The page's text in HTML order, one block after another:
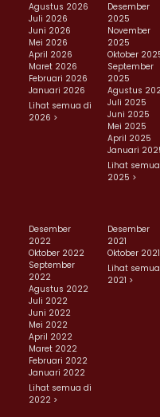
Agustus 2026
Juli 2026
Juni 2026
Mei 2026
April 2026
Maret 2026
Februari 2026
Januari 2026
Lihat semua di
2026 >
Desember
2025
November
2025
Oktober
September
2025
Agustus
Juli 2025
Juni 2025
Mei 2025
April 2025
Januari
Lihat
2025 >
Desember
2022
Oktober 2022
September
2022
Agustus 2022
Juli 2022
Juni 2022
Mei 2022
April 2022
Maret 2022
Februari 2022
Januari 2022
Lihat semua di
2022 >
Desember
2021
Oktober 2021
Lihat
2021 >